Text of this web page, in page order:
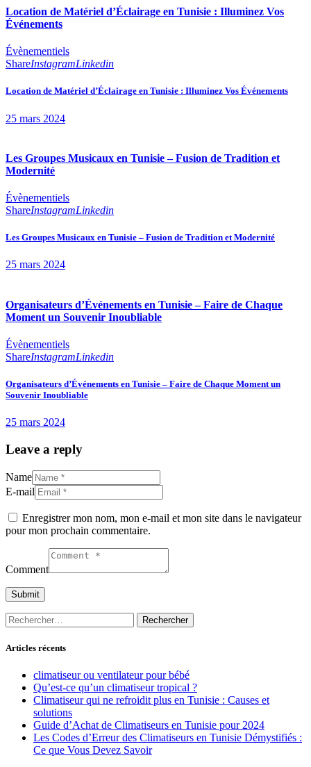
Location de Matériel d’Éclairage en Tunisie : Illuminez Vos
Événements
Évènementiels
ShareInstagramLinkedin
Location de Matériel d’Éclairage en Tunisie : Illuminez Vos Événements
25 mars 2024
Les Groupes Musicaux en Tunisie – Fusion de Tradition et
Modernité
Évènementiels
ShareInstagramLinkedin
Les Groupes Musicaux en Tunisie – Fusion de Tradition et Modernité
25 mars 2024
Organisateurs d’Événements en Tunisie – Faire de Chaque
Moment un Souvenir Inoubliable
Évènementiels
ShareInstagramLinkedin
Organisateurs d’Événements en Tunisie – Faire de Chaque Moment un
Souvenir Inoubliable
25 mars 2024
Leave a reply
Name
E-mail
Enregistrer mon nom, mon e-mail et mon site dans le navigateur
pour mon prochain commentaire.
Comment
Rechercher :
Articles récents
climatiseur ou ventilateur pour bébé
Qu’est-ce qu’un climatiseur tropical ?
Climatiseur qui ne refroidit plus en Tunisie : Causes et
solutions
Guide d’Achat de Climatiseurs en Tunisie pour 2024
Les Codes d’Erreur des Climatiseurs en Tunisie Démystifiés :
Ce que Vous Devez Savoir